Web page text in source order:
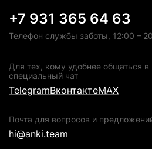
+7 931 365 64 63
Телефон службы заботы, 12:00 –
Для тех, кому удобнее общаться
специальный чат
TelegramВконтактеMAX
Почта для вопросов и
hi@anki.team